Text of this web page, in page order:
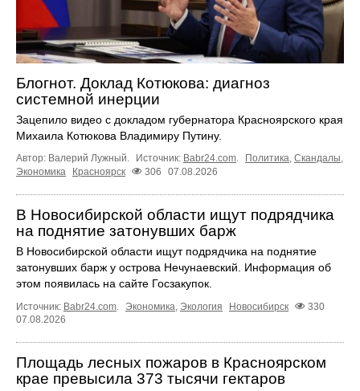
Блогнот. Доклад Котюкова: диагноз
системной инерции
Зацепило видео с докладом губернатора Красноярского края
Михаила Котюкова Владимиру Путину.
Автор: Валерий Лужный. Источник: Babr24.com Политика Скандалы
Экономика
Красноярск 306 07.08.2026
В Новосибирской области ищут подрядчика
на поднятие затонувших барж
В Новосибирской области ищут подрядчика на поднятие
затонувших барж у острова Нечунаевский. Информация об
этом появилась на сайте Госзакупок.
Источник: Babr24.com. Экономика, Экология Новосибирск
330
07.08.2026
Площадь лесных пожаров в Красноярском
крае превысила 373 тысячи гектаров